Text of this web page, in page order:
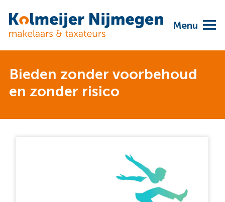
Menu
Bieden zonder voorbehoud
en zonder risico